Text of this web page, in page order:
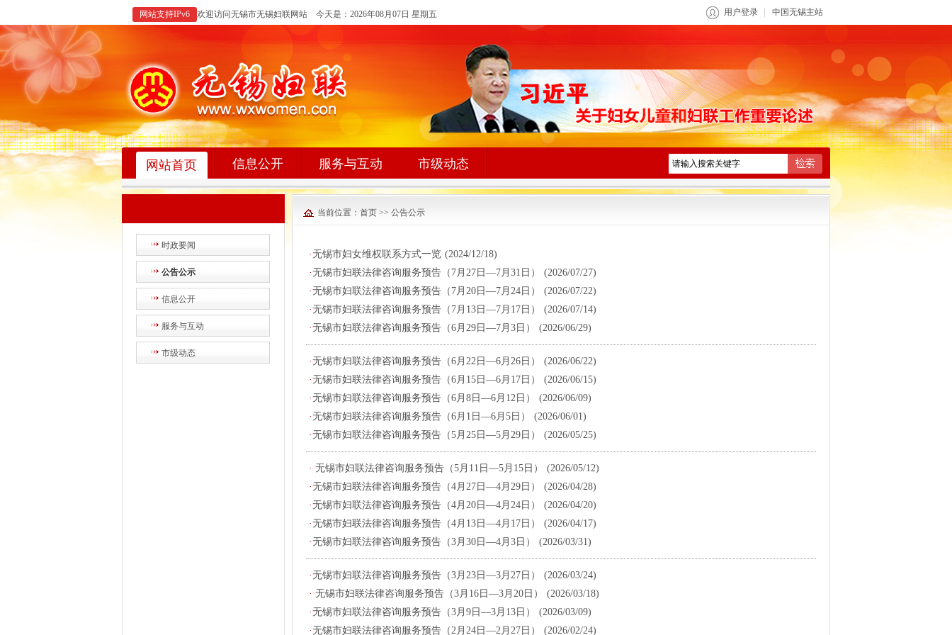
网站支持IPv6 欢迎访问无锡市无锡妇联网站 今天是： 2026年08月07日 星期五 用户登录 中国无锡主站
网站首页 信息公开 服务与互动 市级动态
时政要闻
公告公示
信息公开
服务与互动
市级动态
当前位置： 首页 >> 公告公示
·无锡市妇女维权联系方式一览 (2024/12/18)
·无锡市妇联法律咨询服务预告（7月27日—7月31日）
(2026/07/27)
·无锡市妇联法律咨询服务预告（7月20日—7月24日）
(2026/07/22)
·无锡市妇联法律咨询服务预告（7月13日—7月17日）
(2026/07/14)
·无锡市妇联法律咨询服务预告（6月29日—7月3日） (2026/06/29)
·无锡市妇联法律咨询服务预告（6月22日—6月26日）
(2026/06/22)
·无锡市妇联法律咨询服务预告（6月15日—6月17日）
(2026/06/15)
·无锡市妇联法律咨询服务预告（6月8日—6月12日）
(2026/06/09)
·无锡市妇联法律咨询服务预告（6月1日—6月5日）
(2026/06/01)
·无锡市妇联法律咨询服务预告（5月25日—5月29日） (2026/05/25)
· 无锡市妇联法律咨询服务预告（5月11日—5月15日）
(2026/05/12)
·无锡市妇联法律咨询服务预告（4月27日—4月29日）
(2026/04/28)
·无锡市妇联法律咨询服务预告（4月20日—4月24日）
(2026/04/20)
·无锡市妇联法律咨询服务预告（4月13日—4月17日）
(2026/04/17)
·无锡市妇联法律咨询服务预告（3月30日—4月3日） (2026/03/31)
·无锡市妇联法律咨询服务预告（3月23日—3月27日）
(2026/03/24)
· 无锡市妇联法律咨询服务预告（3月16日—3月20日）
(2026/03/18)
·无锡市妇联法律咨询服务预告（3月9日—3月13日）
(2026/03/09)
·无锡市妇联法律咨询服务预告（2月24日—2月27日） (2026/02/24)